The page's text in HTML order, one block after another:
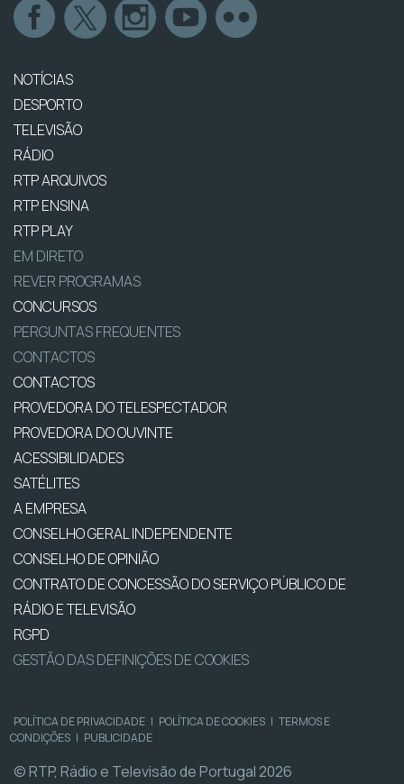
NOTÍCIAS
DESPORTO
TELEVISÃO
RÁDIO
RTP ARQUIVOS
RTP ENSINA
RTP PLAY
EM DIRETO
REVER PROGRAMAS
CONCURSOS
PERGUNTAS FREQUENTES
CONTACTOS
CONTACTOS
PROVEDORA DO TELESPECTADOR
PROVEDORA DO OUVINTE
ACESSIBILIDADES
SATÉLITES
A EMPRESA
CONSELHO GERAL INDEPENDENTE
CONSELHO DE OPINIÃO
CONTRATO DE CONCESSÃO DO SERVIÇO PÚBLICO DE
RÁDIO E TELEVISÃO
RGPD
GESTÃO DAS DEFINIÇÕES DE COOKIES
POLÍTICA DE PRIVACIDADE | POLÍTICA DE COOKIES | TERMOS E
CONDIÇÕES | PUBLICIDADE
© RTP, Rádio e Televisão de Portugal 2026